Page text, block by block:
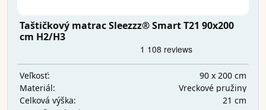
Taštičkový matrac Sleezzz® Smart T21 90x200
cm H2/H3
Veľkosť:
90 x 200 cm
Materiál:
Vreckové pružiny
Celková výška:
21 cm